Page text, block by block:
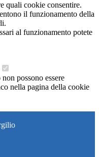
quali cookie consentire.
il funzionamento della
al funzionamento potete
possono essere
nella pagina della cookie